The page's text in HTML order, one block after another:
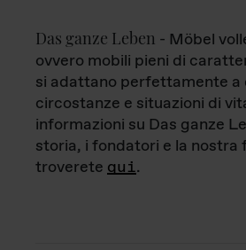
Das ganze Leben - Möbel
ovvero mobili pieni di
si adattano perfettamente a
circostanze e situazioni di
informazioni su Das ganze
storia, i fondatori e la nostra
troverete qui.